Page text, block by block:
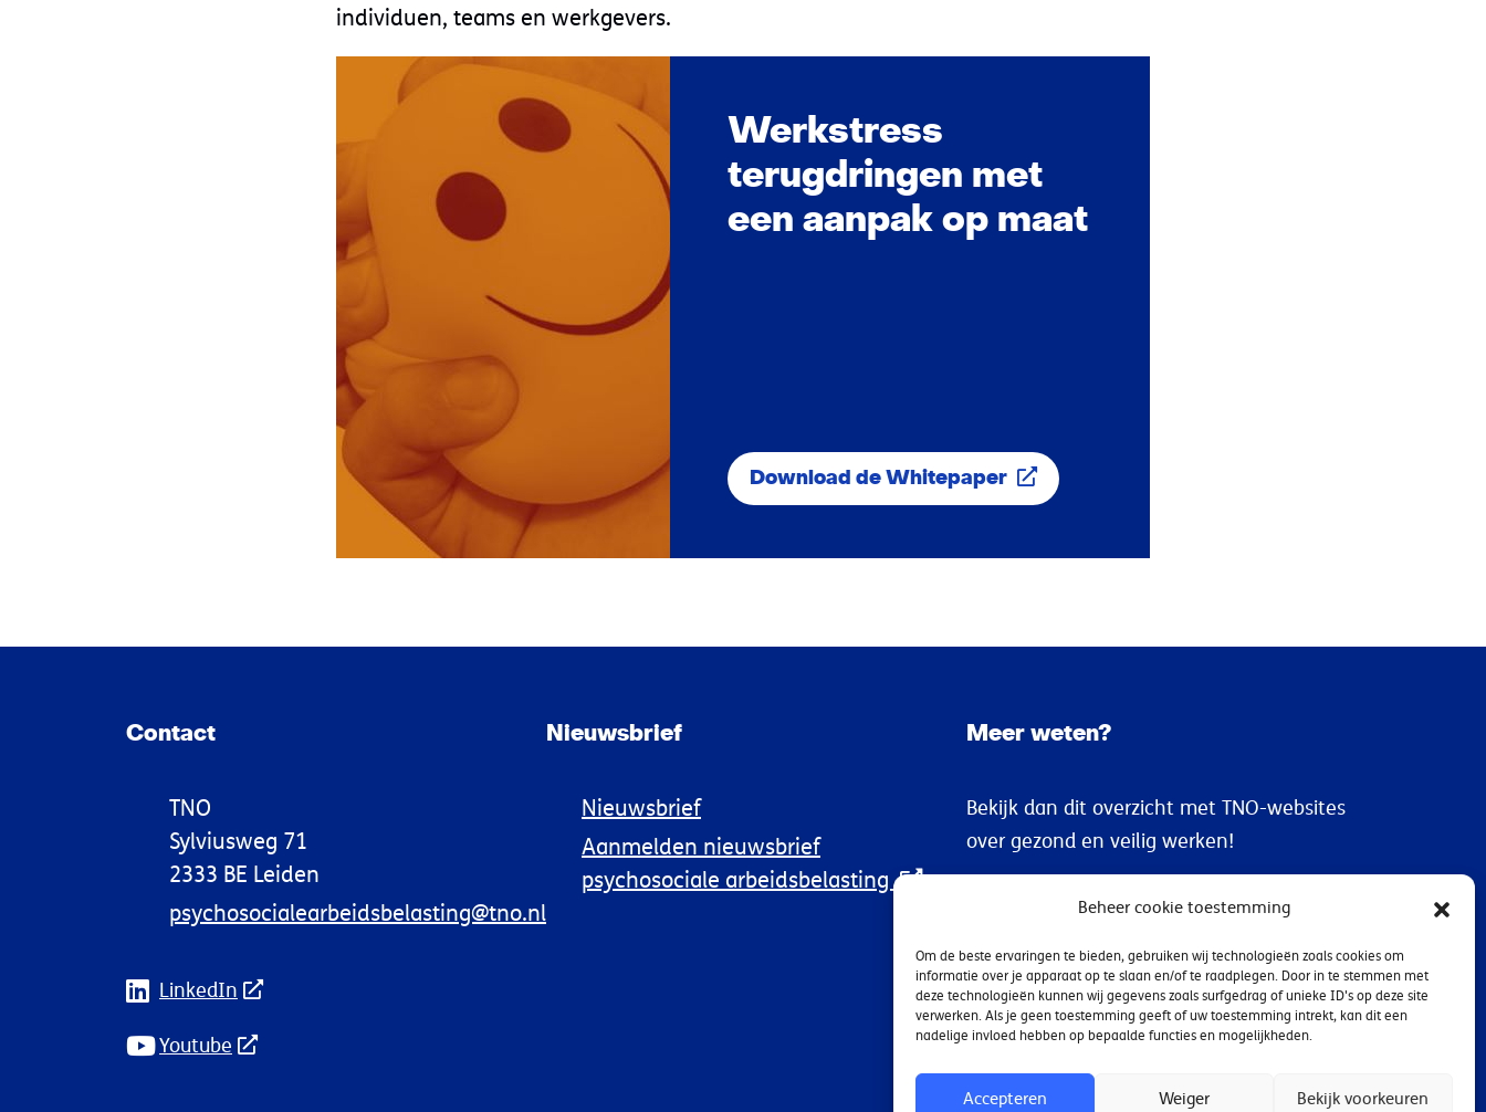
Beheer cookie toestemming
Om de beste ervaringen te bieden, gebruiken wij technologieën zoals cookies om
informatie over je apparaat op te slaan en/of te raadplegen. Door in te stemmen met
deze technologieën kunnen wij gegevens zoals surfgedrag of unieke ID's op deze site
verwerken. Als je geen toestemming geeft of uw toestemming intrekt, kan dit een
nadelige invloed hebben op bepaalde functies en mogelijkheden.
Accepteren Weiger Bekijk voorkeuren
individuen, teams en werkgevers.
Werkstress
terugdringen met
een aanpak op maat
Download de Whitepaper
Contact
TNO
Sylviusweg 71
2333 BE Leiden
psychosocialearbeidsbelasting@tno.nl
LinkedIn
Youtube
Nieuwsbrief
Nieuwsbrief
Aanmelden nieuwsbrief
psychosociale arbeidsbelasting
Meer weten?
Bekijk dan dit overzicht met TNO-websites
over gezond en veilig werken!
Gezond en veilig werken